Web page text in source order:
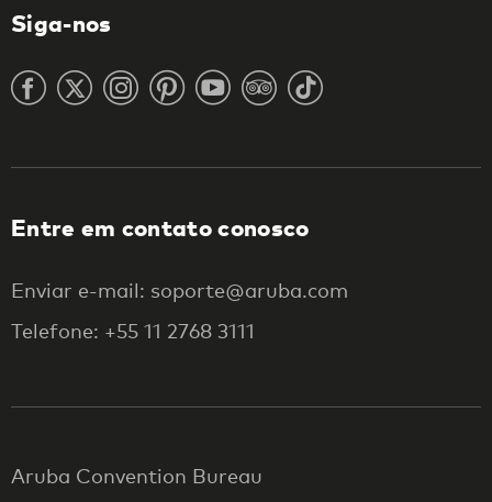
Siga-nos
Entre em contato conosco
Enviar e-mail: soporte@aruba.com
Telefone: +55 11 2768 3111
Aruba Convention Bureau